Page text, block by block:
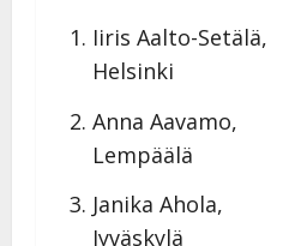
Iiris Aalto-Setälä,
Helsinki
Anna Aavamo,
Lempäälä
Janika Ahola,
Jyväskylä